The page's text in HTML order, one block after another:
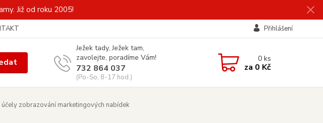
Již od roku 2005!
Přihlášení
Ježek tady, Ježek tam,
zavolejte, poradíme Vám!
732 864 037
(Po-So, 8-17 hod.)
0ks
za 0 Kč
zobrazování marketingových nabídek